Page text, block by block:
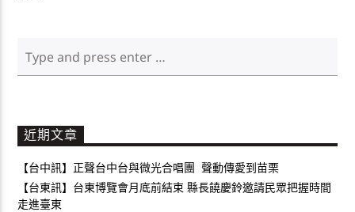
近期文章
【台中訊】正聲台中台與微光合唱團 聲動傳愛到苗栗
【台東訊】台東博覽會月底前結束 縣長饒慶鈴邀請民眾把握時間
走進臺東